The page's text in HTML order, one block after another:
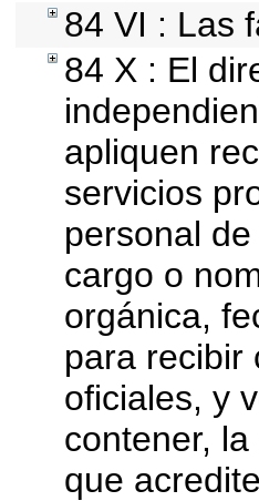
84 VI : Las
84 X : El
apliquen
servicios
personal
cargo o
orgánica,
para recibir
oficiales, y
contener,
que